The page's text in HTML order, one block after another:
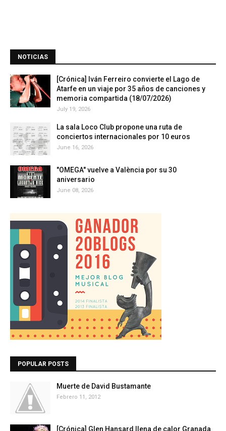
NOTICIAS
[Crónica] Iván Ferreiro convierte el Lago de
Atarfe en un viaje por 35 años de canciones y
memoria compartida (18/07/2026)
July 19, 2026
La sala Loco Club propone una ruta de
conciertos internacionales por 10 euros
June 16, 2026
"OMEGA" vuelve a València por su 30
aniversario
June 08, 2026
POPULAR POSTS
Muerte de David Bustamante
Febrero 11, 2012
[Crónica] Glen Hansard llena de calor Granada